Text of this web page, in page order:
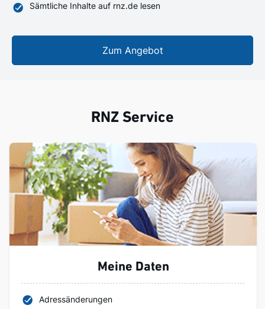
Sämtliche Inhalte auf rnz.de lesen
Zum Angebot
RNZ Service
Meine Daten
Adressänderungen